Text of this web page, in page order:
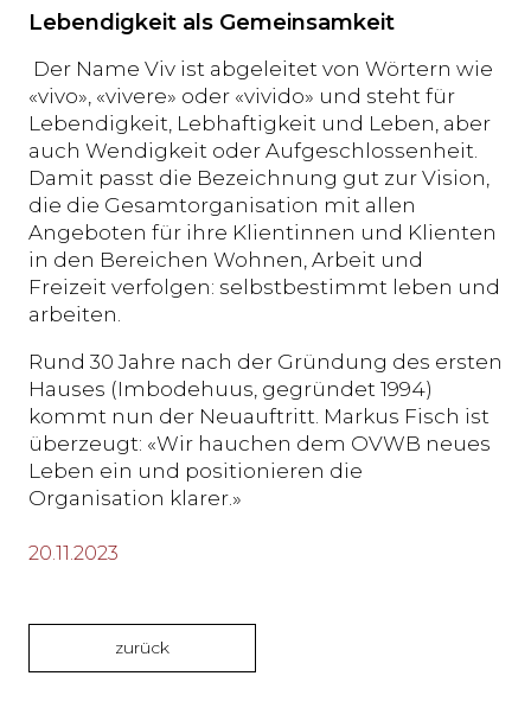
Lebendigkeit als Gemeinsamkeit
Der Name Viv ist abgeleitet von Wörtern wie
«vivo», «vivere» oder «vivido» und steht für
Lebendigkeit, Lebhaftigkeit und Leben, aber
auch Wendigkeit oder Aufgeschlossenheit.
Damit passt die Bezeichnung gut zur Vision,
die die Gesamtorganisation mit allen
Angeboten für ihre Klientinnen und Klienten
in den Bereichen Wohnen, Arbeit und
Freizeit verfolgen: selbstbestimmt leben und
arbeiten.
Rund 30 Jahre nach der Gründung des ersten
Hauses (Imbodehuus, gegründet 1994)
kommt nun der Neuauftritt. Markus Fisch ist
überzeugt: «Wir hauchen dem OVWB neues
Leben ein und positionieren die
Organisation klarer.»
20.11.2023
zurück